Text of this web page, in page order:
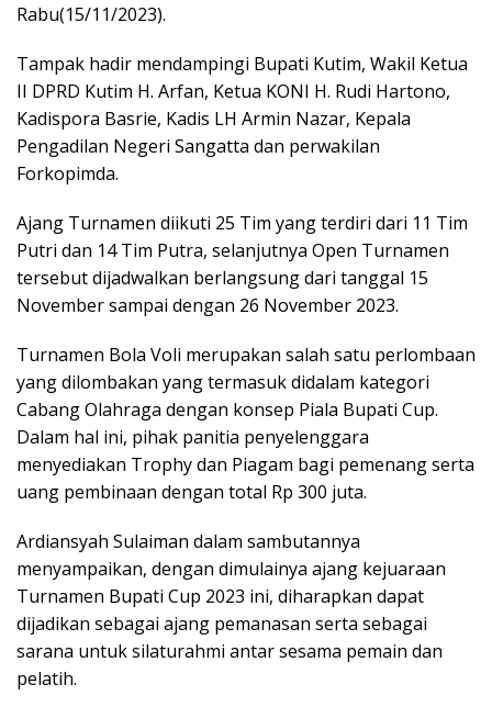
Rabu(15/11/2023).
Tampak hadir mendampingi Bupati Kutim, Wakil Ketua
II DPRD Kutim H. Arfan, Ketua KONI H. Rudi Hartono,
Kadispora Basrie, Kadis LH Armin Nazar, Kepala
Pengadilan Negeri Sangatta dan perwakilan
Forkopimda.
Ajang Turnamen diikuti 25 Tim yang terdiri dari 11 Tim
Putri dan 14 Tim Putra, selanjutnya Open Turnamen
tersebut dijadwalkan berlangsung dari tanggal 15
November sampai dengan 26 November 2023.
Turnamen Bola Voli merupakan salah satu perlombaan
yang dilombakan yang termasuk didalam kategori
Cabang Olahraga dengan konsep Piala Bupati Cup.
Dalam hal ini, pihak panitia penyelenggara
menyediakan Trophy dan Piagam bagi pemenang serta
uang pembinaan dengan total Rp 300 juta.
Ardiansyah Sulaiman dalam sambutannya
menyampaikan, dengan dimulainya ajang kejuaraan
Turnamen Bupati Cup 2023 ini, diharapkan dapat
dijadikan sebagai ajang pemanasan serta sebagai
sarana untuk silaturahmi antar sesama pemain dan
pelatih.